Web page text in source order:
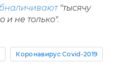
"тысячу
и не только".
Коронавирус Covid-2019